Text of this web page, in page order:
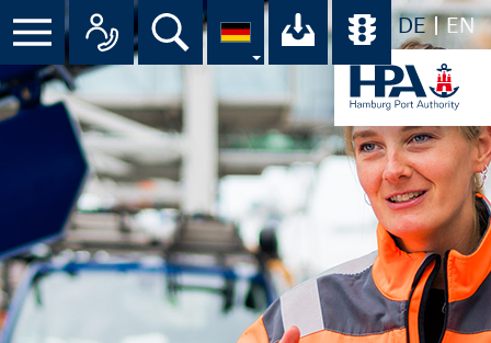
DE EN
Menü Alle Ansprechpartner im
Suche Ihr Download-